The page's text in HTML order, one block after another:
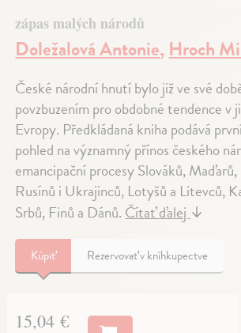
zápas malých národů
Doležalová Antonie,Hroch
České národní hnutí bylo již ve své
povzbuzením pro obdobné tendence v
Evropy. Předkládaná kniha podává
pohled na významný přínos českého
emancipační procesy Slováků,
Rusínů i Ukrajinců, Lotyšů a Litevců,
Srbů, Finů a Dánů. Čítať ďalej ↓
Kúpiť Rezervovať v kníhkupectve
15,04 €